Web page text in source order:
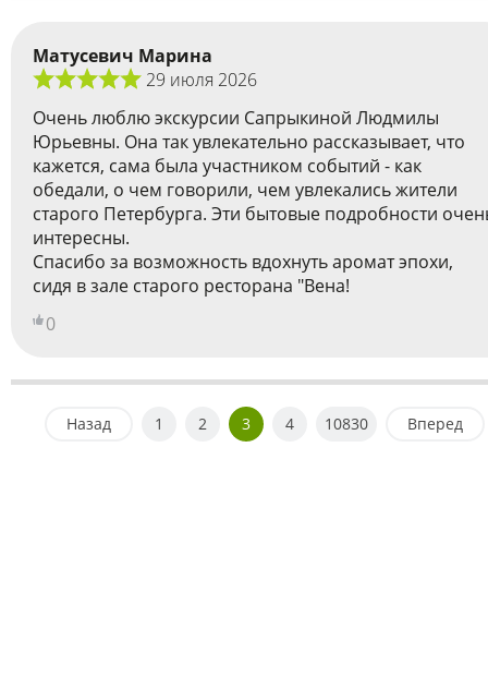
Матусевич Марина
29 июля 2026
Очень люблю экскурсии Сапрыкиной Людмилы
Юрьевны. Она так увлекательно рассказывает, что
кажется, сама была участником событий - как
обедали, о чем говорили, чем увлекались жители
старого Петербурга. Эти бытовые подробности
интересны.
Спасибо за возможность вдохнуть аромат эпохи,
сидя в зале старого ресторана "Вена!
0
Назад 1 2 3 4 10830 Вперед